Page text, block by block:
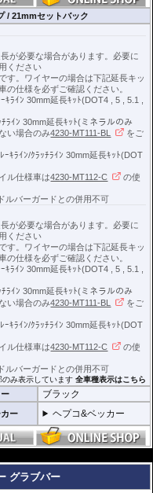
/ 21mmセットバック
が必要な場合があります。必要に
ください
す。ワイヤーの場合は下記延長キッ
の仕様を必ずご確認ください。
ﾗｲﾝ 30mm延長ｷｯﾄ(DOT4 , 5 , 5.1 ,
ﾗｲﾝ 30mm延長ｷｯﾄ(ミネラルのみ
い場合のみ4230-MT111-BL
をご
ｷﾗｲﾝ/ｸﾗｯﾁﾗｲﾝ 30mm延長ｷｯﾄ(DOT
ル仕様車は4230-MT112-C
の使
ルバーガードとの併用不可
が必要な場合があります。必要に
ください
す。ワイヤーの場合は下記延長キッ
の仕様を必ずご確認ください。
ｷﾗｲﾝ 30mm延長ｷｯﾄ(DOT4 , 5 , 5.1 ,
ﾗｲﾝ 30mm延長ｷｯﾄ(ミネラルのみ
い場合のみ4230-MT111-BL
をご
ｷﾗｲﾝ/ｸﾗｯﾁﾗｲﾝ 30mm延長ｷｯﾄ(DOT
ル仕様車は4230-MT112-C
の使
ルバーガードとの併用不可
のみ表示しています全車種表示はこちら
ブラック
カー ヘプコ&ベッカー
グラブバー